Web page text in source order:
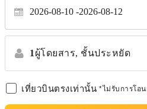
2026-08-10 2026-08-12
1 ผู้โดยสาร, ชั้นประหยัด
เที่ยวบินตรงเท่านั้น *ไม่รับการโอ